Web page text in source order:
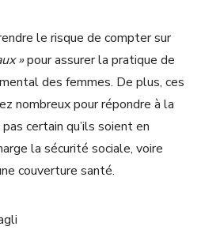
le risque de compter sur
»pour assurer la pratique de
des femmes. De plus, ces
nombreux pour répondre à la
certain qu’ils soient en
la sécurité sociale, voire
couverture santé.